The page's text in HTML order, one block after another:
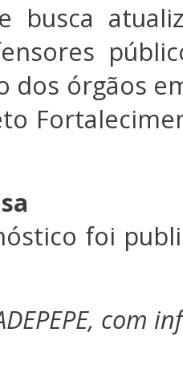
busca
dos órgãos
foi
com